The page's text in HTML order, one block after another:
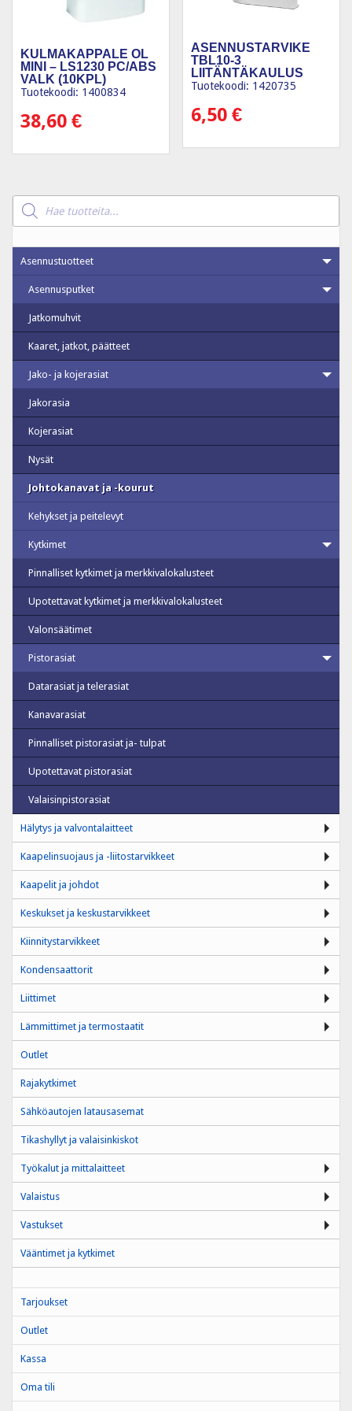
KULMAKAPPALE OL
MINI – LS1230 PC/ABS
VALK (10KPL)
Tuotekoodi: 1400834
38,60 €
ASENNUSTARVIKE
TBL10-3
LIITÄNTÄKAULUS
VAL
Tuotekoodi: 1420735
6,50€
Products
search
Asennustuotteet
Asennusputket
Jatkomuhvit
Kaaret, jatkot, päätteet
Jako- ja kojerasiat
Jakorasia
Kojerasiat
Nysät
Johtokanavat ja -kourut
Kehykset ja peitelevyt
Kytkimet
Pinnalliset kytkimet ja merkkivalokalusteet
Upotettavat kytkimet ja merkkivalokalusteet
Valonsäätimet
Pistorasiat
Datarasiat ja telerasiat
Kanavarasiat
Pinnalliset pistorasiat ja- tulpat
Upotettavat pistorasiat
Valaisinpistorasiat
Hälytys ja valvontalaitteet
Kaapelinsuojaus ja -liitostarvikkeet
Kaapelit ja johdot
Keskukset ja keskustarvikkeet
Kiinnitystarvikkeet
Kondensaattorit
Liittimet
Lämmittimet ja termostaatit
Outlet
Rajakytkimet
Sähköautojen latausasemat
Tikashyllyt ja valaisinkiskot
Työkalut ja mittalaitteet
Valaistus
Vastukset
Vääntimet ja kytkimet
Tarjoukset
Outlet
Kassa
Oma tili